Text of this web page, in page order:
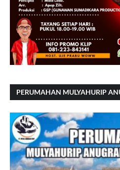
PERUMAHAN MULYAHURIP